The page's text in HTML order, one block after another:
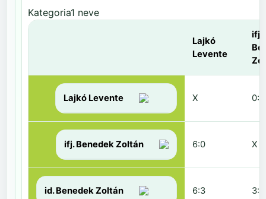
Kategoria1 neve
Lajkó
Levente
ifj.
Lajkó Levente X 0:6
ifj. Benedek Zoltán 6:0 X
id. Benedek Zoltán 6:3 3:6